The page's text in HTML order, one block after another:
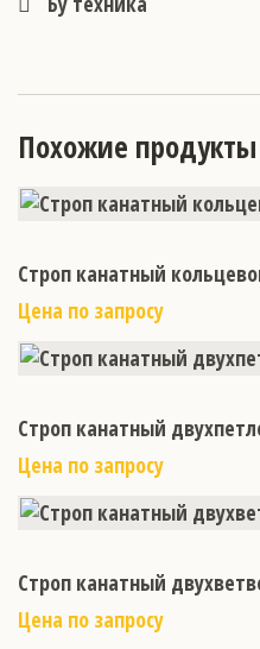
Похожие продукты
Строп канатный
Цена по запросу
Строп канатный
Цена по запросу
Строп канатный
Цена по запросу